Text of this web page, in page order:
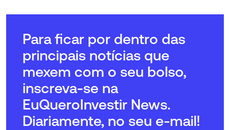
Para ficar por dentro das
principais notícias que
mexem com o seu bolso,
inscreva-se na
EuQueroInvestir News.
Diariamente, no seu e-mail!